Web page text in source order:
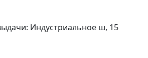
Индустриальное ш, 15